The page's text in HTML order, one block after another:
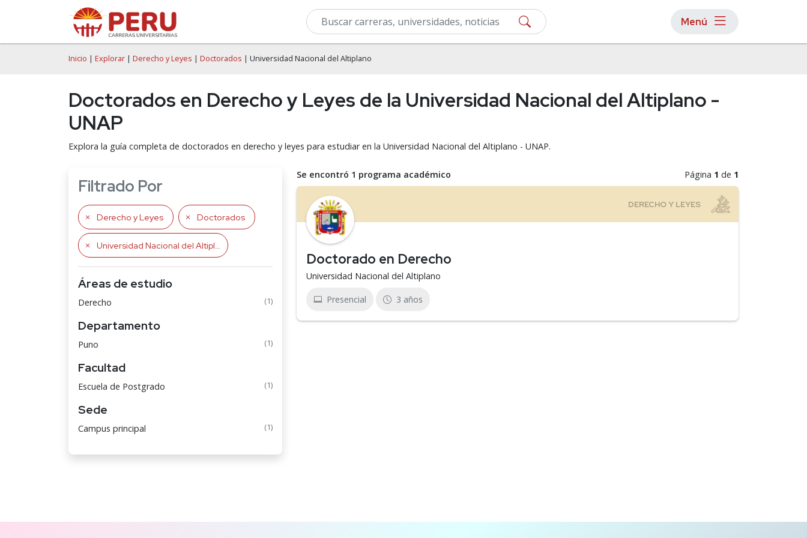
Menú
Inicio | Explorar | Derecho y Leyes | Doctorados | Universidad Nacional del Altiplano
Doctorados en Derecho y Leyes de la Universidad Nacional del Altiplano -
UNAP
Explora la guía completa de doctorados en derecho y leyes para estudiar en la Universidad Nacional del Altiplano - UNAP.
Filtrado Por
Derecho y Leyes Doctorados
Universidad Nacional del Altiplano
Áreas de estudio
Derecho (1)
Departamento
Puno (1)
Facultad
Escuela de Postgrado (1)
Sede
Campus principal (1)
Se encontró 1 programa académico Página 1 de 1
Doctorado en Derecho
Universidad Nacional del Altiplano
Presencial 3 años